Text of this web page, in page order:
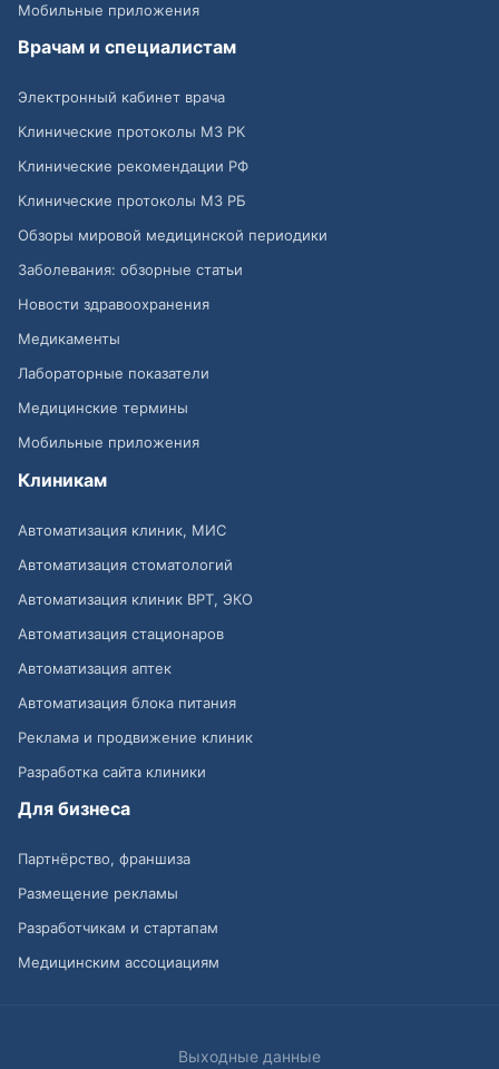
Мобильные приложения
Врачам и специалистам
Электронный кабинет врача
Клинические протоколы МЗ РК
Клинические рекомендации РФ
Клинические протоколы МЗ РБ
Обзоры мировой медицинской периодики
Заболевания: обзорные статьи
Новости здравоохранения
Медикаменты
Лабораторные показатели
Медицинские термины
Мобильные приложения
Клиникам
Автоматизация клиник, МИС
Автоматизация стоматологий
Автоматизация клиник ВРТ, ЭКО
Автоматизация стационаров
Автоматизация аптек
Автоматизация блока питания
Реклама и продвижение клиник
Разработка сайта клиники
Для бизнеса
Партнёрство, франшиза
Размещение рекламы
Разработчикам и стартапам
Медицинским ассоциациям
Выходные данные